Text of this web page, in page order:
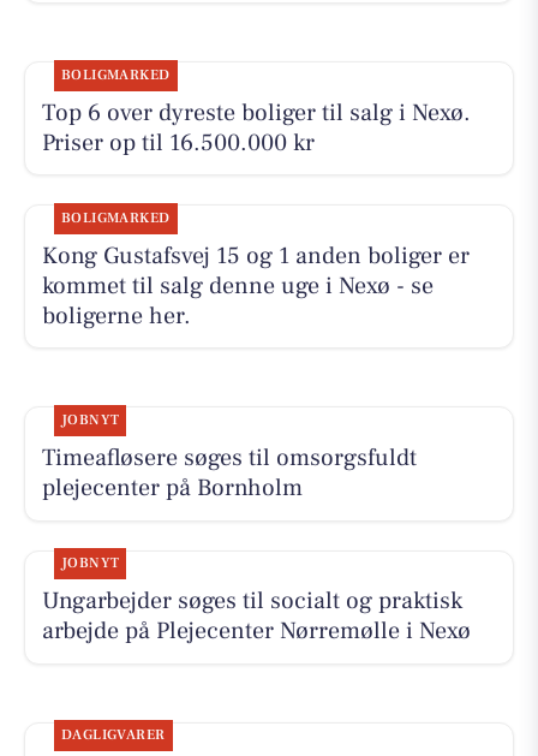
BOLIGMARKED
Top 6 over dyreste boliger til salg i Nexø.
Priser op til 16.500.000 kr
BOLIGMARKED
Kong Gustafsvej 15 og 1 anden boliger er
kommet til salg denne uge i Nexø - se
boligerne her.
JOBNYT
Timeafløsere søges til omsorgsfuldt
plejecenter på Bornholm
JOBNYT
Ungarbejder søges til socialt og praktisk
arbejde på Plejecenter Nørremølle i Nexø
DAGLIGVARER